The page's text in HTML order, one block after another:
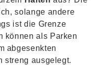
solange andere
ist die Grenze
können als Parken
abgesenkten
streng ausgelegt.